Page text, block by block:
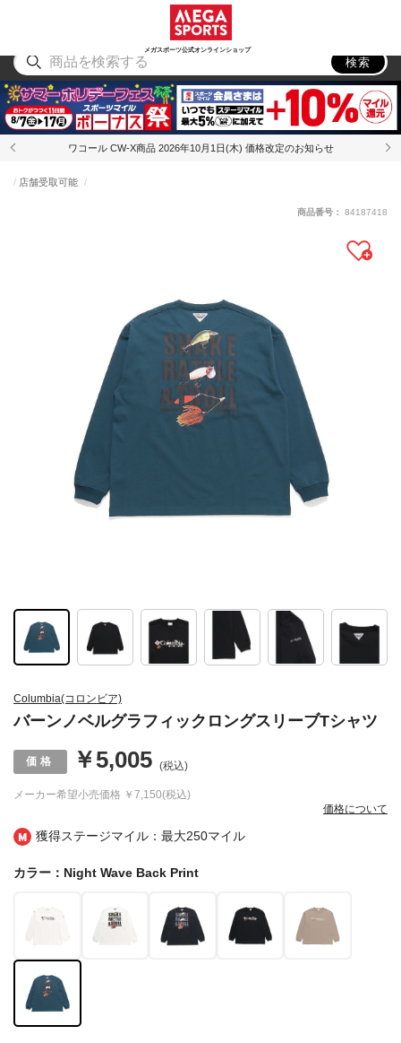
メガスポーツ公式オンラインショップ
アウトドア
検索
ワコール CW-X商品 2026年10月1日(木) 価格改定のお知らせ
獲得ステージマイル：最大250マイル
Columbia(コロンビア)
バーンノベルグラフィックロングスリーブTシャツ
店舗受取可能
メーカー希望小売価格 ￥7,150(税込)
￥5,005 (税込)
価格について
商品番号： 84187418
カラー：Night Wave Back Print